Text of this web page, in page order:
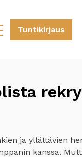
Tuntikirjaus
ja yllättävien
kanssa.